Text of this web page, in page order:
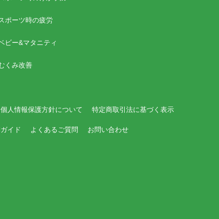
ポーツ時の疲労
ビー&マタニティ
くみ改善
個人情報保護方針について 特定商取引法に基づく表示
イド よくあるご質問 お問い合わせ